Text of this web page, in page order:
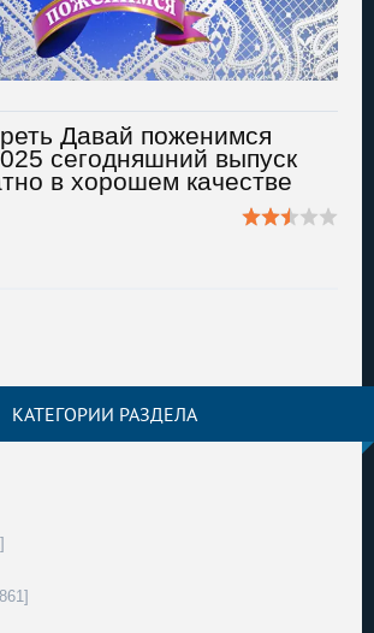
Давай поженимся
сегодняшний выпуск
в хорошем качестве
КАТЕГОРИИ РАЗДЕЛА